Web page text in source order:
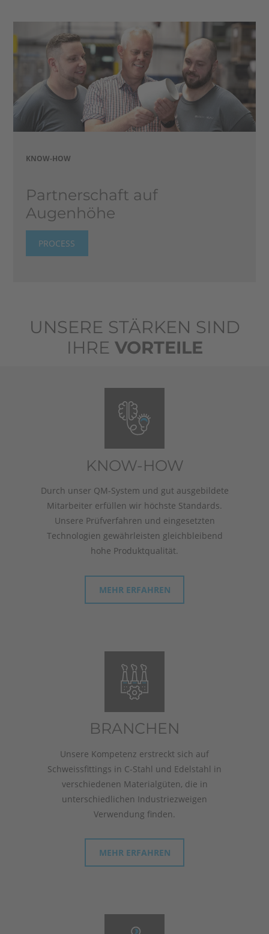
KNOW-HOW
Partner­schaft auf
Augenhöhe
PROCESS
UNSERE STÄRKEN SIND
IHRE VORTEILE
KNOW-HOW
Durch unser QM-System und gut ausgebildete
Mitarbeiter erfüllen wir höchste Standards.
Unsere Prüfverfahren und eingesetzten
Technologien gewährleisten gleichbleibend
hohe Produktqualität.
MEHR ERFAHREN
BRANCHEN
Unsere Kompetenz erstreckt sich auf
Schweissfittings in C-Stahl und Edelstahl in
verschiedenen Materialgüten, die in
unterschiedlichen Industriezweigen
Verwendung finden.
MEHR ERFAHREN